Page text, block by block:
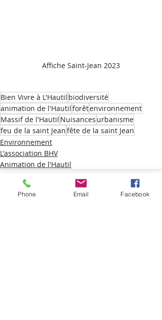
Affiche Saint-Jean 2023
Bien Vivre à L'Hautil biodiversité
animation de l'Hautilforêtenvironnement
Massif de l'Hautil Nuisances urbanisme
feu de la saint Jeanfête de la saint Jean
Environnement
L'association BHV
Animation de l'Hautil
Phone Email Facebook